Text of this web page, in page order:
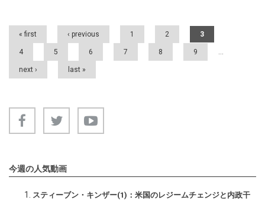
Pages
« first ‹ previous 1 2 3
4 5 6 7 8 9 …
next › last »
今週の人気動画
スティーブン・キンザー(1)：米国のレジームチェンジと内政干